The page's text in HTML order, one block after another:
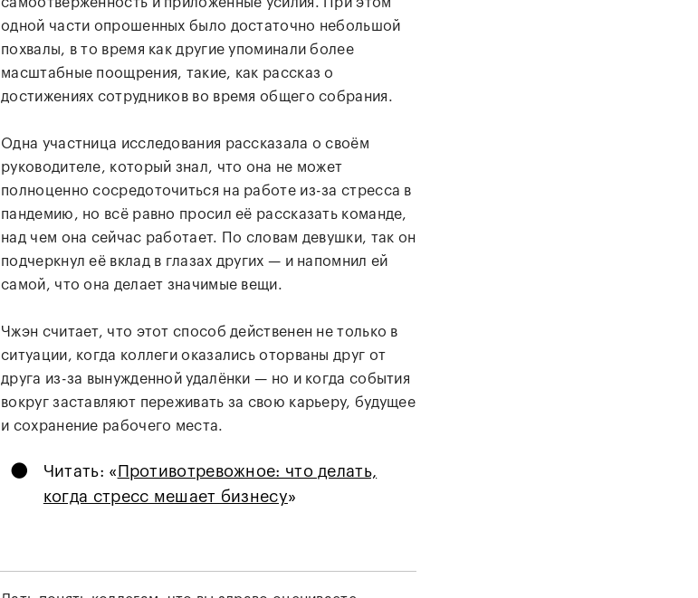
одной части опрошенных было достаточно небольшой
похвалы, в то время как другие упоминали более
масштабные поощрения, такие, как рассказ о
достижениях сотрудников во время общего собрания.
Одна участница исследования рассказала о своём
руководителе, который знал, что она не может
полноценно сосредоточиться на работе из-за стресса в
пандемию, но всё равно просил её рассказать команде,
над чем она сейчас работает. По словам девушки, так он
подчеркнул её вклад в глазах других — и напомнил ей
самой, что она делает значимые вещи.
Чжэн считает, что этот способ действенен не только в
ситуации, когда коллеги оказались оторваны друг от
друга из-за вынужденной удалёнки — но и когда события
вокруг заставляют переживать за свою карьеру, будущее
и сохранение рабочего места.
• Читать: « Противотревожное: что делать,
когда стресс мешает бизнесу»